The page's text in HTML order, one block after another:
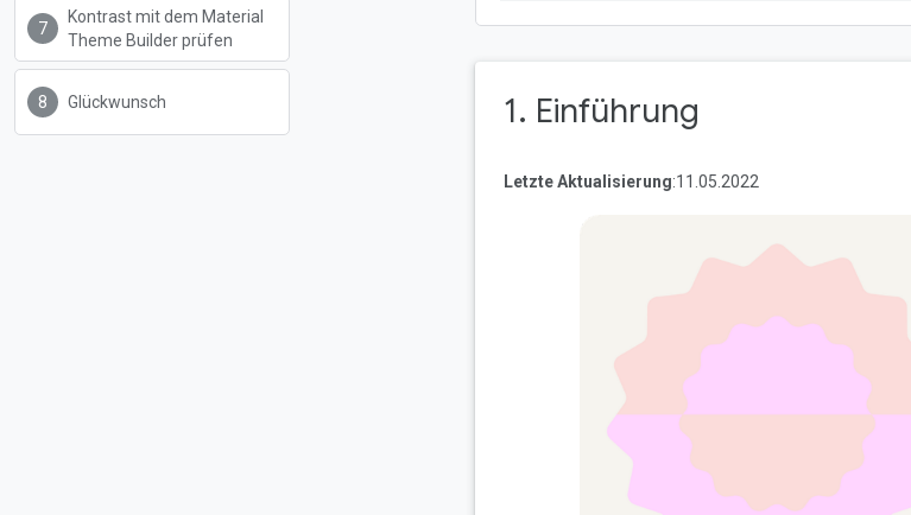
Kontrast mit dem Material
Theme Builder prüfen
Glückwunsch 1. Einführung
Letzte Aktualisierung:11.05.2022